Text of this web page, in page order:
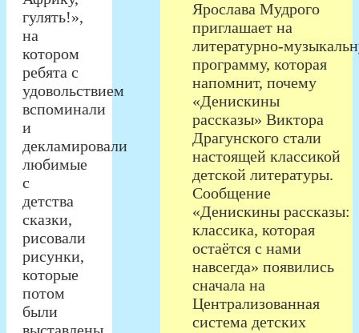
гулять!»,
на
котором
ребята с
удовольствием
вспоминали
и
декламировали
любимые
с
детства
сказки,
рисовали
рисунки,
которые
потом
были
Ярослава Мудрого
приглашает на
программу, которая
напомнит, почему
«Денискины
рассказы» Виктора
Драгунского стали
настоящей классикой
детской литературы.
Сообщение
«Денискины рассказы:
классика, которая
остаётся с нами
навсегда» появились
сначала на
Централизованная
система детских